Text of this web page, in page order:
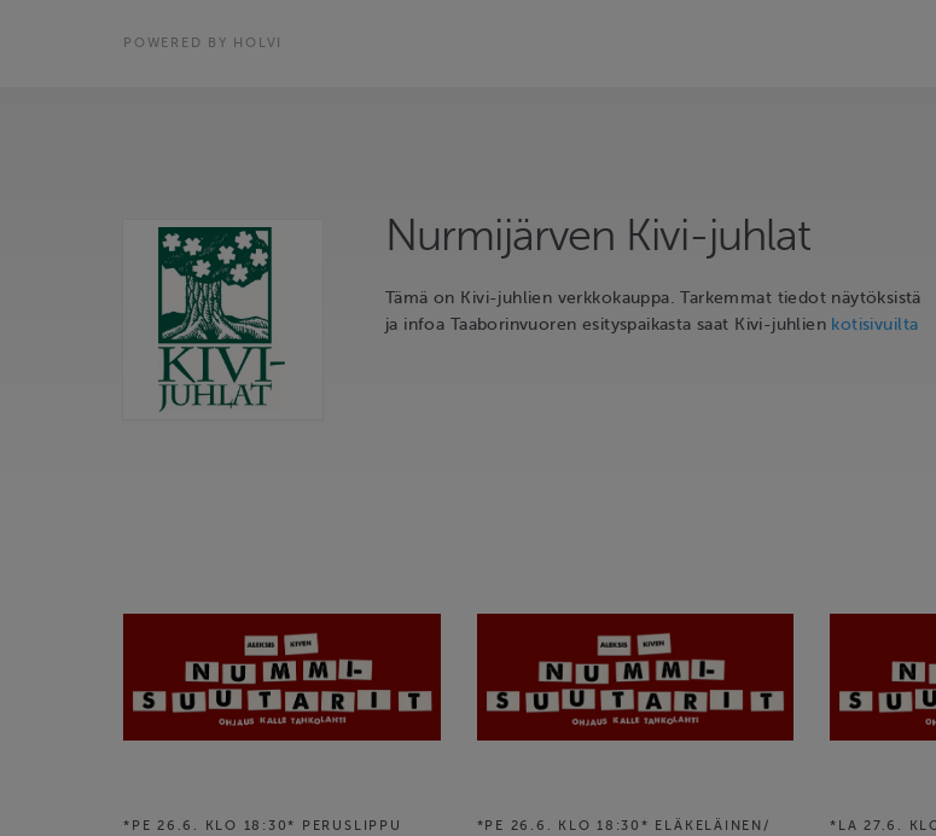
POWERED BY HOLVI
Nurmijärven Kivi-juhlat
Tämä on Kivi-juhlien verkkokauppa. Tarkemmat tiedot näytöksistä
ja infoa Taaborinvuoren esityspaikasta saat Kivi-juhlien kotisivuilta
*PE 26.6. KLO 18:30* PERUSLIPPU
*PE 26.6. KLO 18:30* ELÄKELÄINEN/
*LA 27.6.